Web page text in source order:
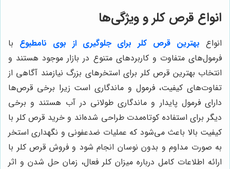
انواع قرص کلر و ویژگی‌ها
انواع بهترین قرص کلر برای جلوگیری از بوی نامطبوع با
فرمول‌های متفاوت و کاربردهای متنوع در بازار موجود هستند و
انتخاب بهترین قرص کلر برای استخرهای بزرگ نیازمند آگاهی از
تفاوت‌های کیفیت، فرمول و ماندگاری است زیرا برخی قرص‌ها
دارای فرمول پایدار و ماندگاری طولانی در آب هستند و برخی
دیگر برای استفاده کوتاه‌مدت طراحی شده‌اند و خرید قرص کلر با
کیفیت بالا باعث می‌شود که عملیات ضدعفونی و نگهداری استخر
به صورت مداوم و بدون نوسان انجام شود و فروش قرص کلر با
ارائه اطلاعات کامل درباره میزان کلر فعال، زمان حل شدن و اثر